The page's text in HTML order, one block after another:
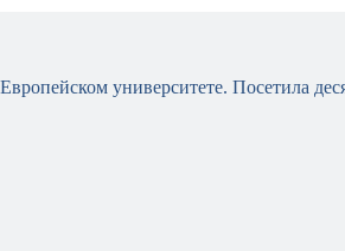
университете. Посетила